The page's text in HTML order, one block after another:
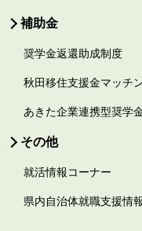
補助金
奨学金返還助成制度
秋田移住支援金マッチ
あきた企業連携型奨学
その他
就活情報コーナー
県内自治体就職支援情